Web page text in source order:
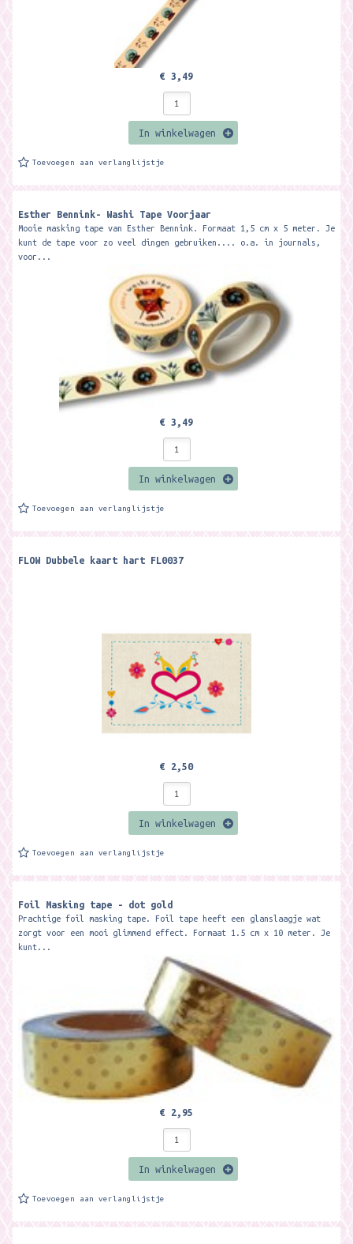
€ 3,49
In winkelwagen
Toevoegen aan verlanglijstje
Esther Bennink- Washi Tape Voorjaar
Mooie masking tape van Esther Bennink. Formaat 1,5 cm x 5 meter. Je
kunt de tape voor zo veel dingen gebruiken.... o.a. in journals,
voor...
€ 3,49
In winkelwagen
Toevoegen aan verlanglijstje
FLOW Dubbele kaart hart FL0037
€ 2,50
In winkelwagen
Toevoegen aan verlanglijstje
Foil Masking tape - dot gold
Prachtige foil masking tape. Foil tape heeft een glanslaagje wat
zorgt voor een mooi glimmend effect. Formaat 1.5 cm x 10 meter. Je
kunt...
€ 2,95
In winkelwagen
Toevoegen aan verlanglijstje